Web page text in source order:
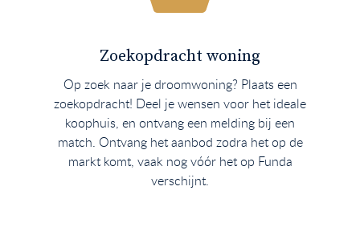
Zoekopdracht woning
Op zoek naar je droomwoning? Plaats een
zoekopdracht! Deel je wensen voor het ideale
koophuis, en ontvang een melding bij een
match. Ontvang het aanbod zodra het op de
markt komt, vaak nog vóór het op Funda
verschijnt.